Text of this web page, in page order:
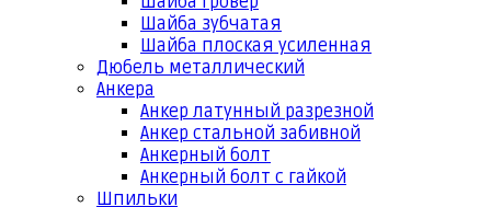
Шайба зубчатая
Шайба плоская усиленная
Дюбель металлический
Анкера
Анкер латунный разрезной
Анкер стальной забивной
Анкерный болт
Анкерный болт с гайкой
Шпильки